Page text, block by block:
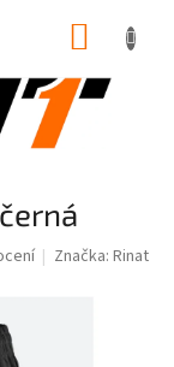
Značka:Rinat